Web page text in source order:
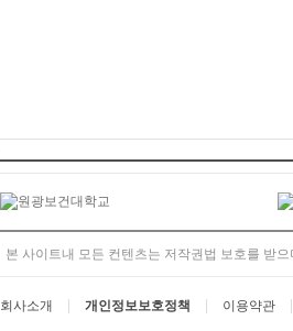
본 사이트내 모든 컨텐츠는 저작권법 보호를 받
회사소개 개인정보보호정책 이용약관